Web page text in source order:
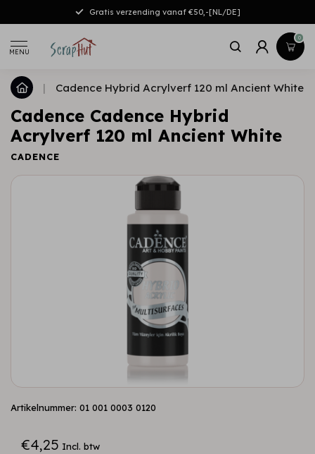
Gratis verzending vanaf €50,-[NL/DE]
MENU
0
| Cadence Hybrid Acrylverf 120 ml Ancient White
Cadence Cadence Hybrid
Acrylverf 120 ml Ancient White
CADENCE
Artikelnummer: 01 001 0003 0120
€4,25 Incl. btw